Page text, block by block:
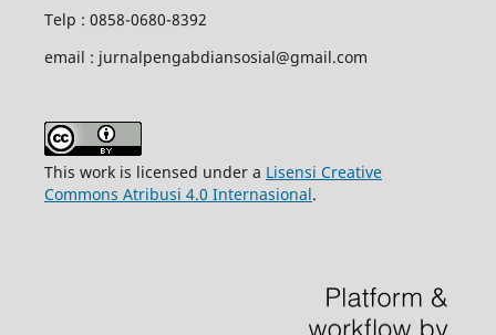
Telp : 0858-0680-8392
email : jurnalpengabdiansosial@gmail.com
This work is licensed under a Lisensi Creative
Commons Atribusi 4.0 Internasional.